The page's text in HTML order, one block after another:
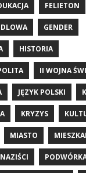
FELIETON
GENDER
HISTORIA
II WOJNA
JĘZYK POLSKI
KRYZYS
MIASTO
NAZIŚCI